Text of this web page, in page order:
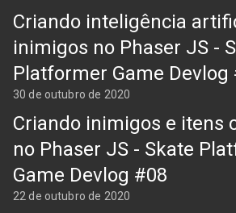
Criando inteligência
inimigos no Phaser JS -
Platformer Game Devlog
30 de outubro de 2020
Criando inimigos e itens
no Phaser JS - Skate
Game Devlog #08
22 de outubro de 2020